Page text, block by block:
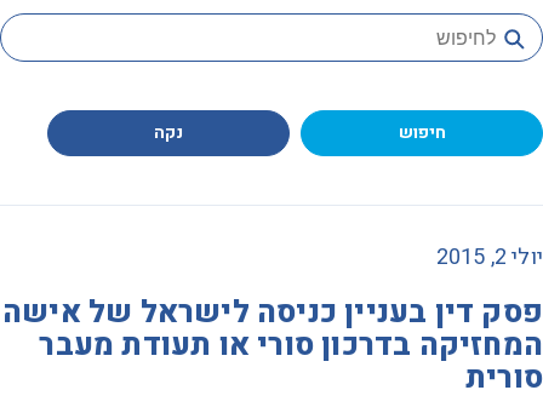
חיפוש נקה
יולי 2, 2015
פסק דין בעניין כניסה לישראל של אישה
המחזיקה בדרכון סורי או תעודת מעבר
סורית